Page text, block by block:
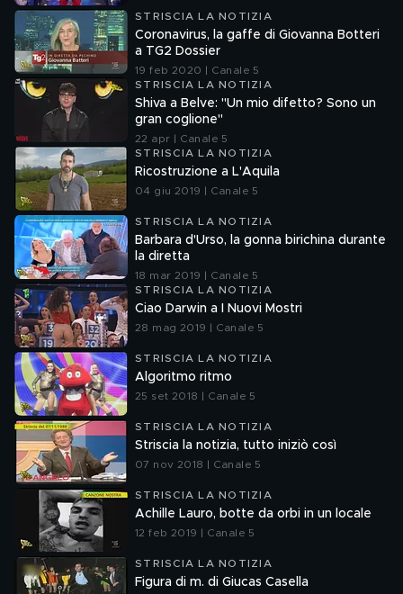
STRISCIA LA NOTIZIA
Coronavirus, la gaffe di Giovanna Botteri
a TG2 Dossier
19 feb 2020 | Canale 5
STRISCIA LA NOTIZIA
Shiva a Belve: "Un mio difetto? Sono un
gran coglione"
22 apr | Canale 5
STRISCIA LA NOTIZIA
Ricostruzione a L'Aquila
04 giu 2019 | Canale 5
STRISCIA LA NOTIZIA
Barbara d'Urso, la gonna birichina durante
la diretta
18 mar 2019 | Canale 5
STRISCIA LA NOTIZIA
Ciao Darwin a I Nuovi Mostri
28 mag 2019 | Canale 5
STRISCIA LA NOTIZIA
Algoritmo ritmo
25 set 2018 | Canale 5
STRISCIA LA NOTIZIA
Striscia la notizia, tutto iniziò così
07 nov 2018 | Canale 5
STRISCIA LA NOTIZIA
Achille Lauro, botte da orbi in un locale
12 feb 2019 | Canale 5
STRISCIA LA NOTIZIA
Figura di m. di Giucas Casella